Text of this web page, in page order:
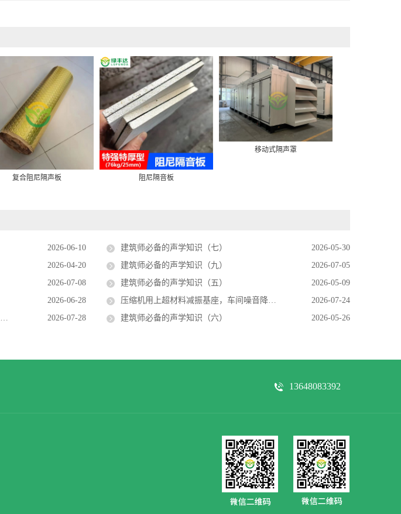
复合阻尼隔声板 阻尼隔音板
移动式隔声罩
2026-06-10 建筑师必备的声学知识（七）
2026-05-30
2026-04-20 建筑师必备的声学知识（九）
2026-07-05
2026-07-08 建筑师必备的声学知识（五）
2026-05-09
2026-06-28 压缩机用上超材料减振基座，车间噪音降了，设备寿命长了
2026-07-24
2026-07-28 建筑师必备的声学知识（六） 2026-05-26
13648083392